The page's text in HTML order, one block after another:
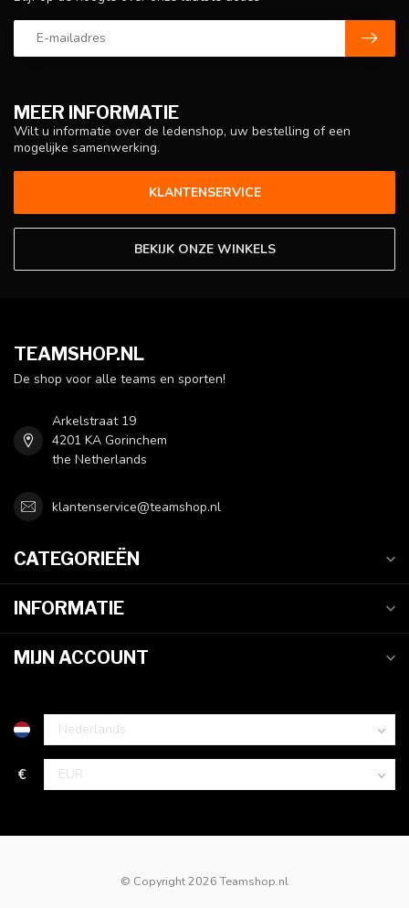
MEER INFORMATIE
Wilt u informatie over de ledenshop, uw bestelling of een
mogelijke samenwerking.
KLANTENSERVICE
BEKIJK ONZE WINKELS
TEAMSHOP.NL
De shop voor alle teams en sporten!
Arkelstraat 19
4201 KA Gorinchem
the Netherlands
klantenservice@teamshop.nl
CATEGORIEËN
INFORMATIE
MIJN ACCOUNT
€
© Copyright 2026 Teamshop.nl